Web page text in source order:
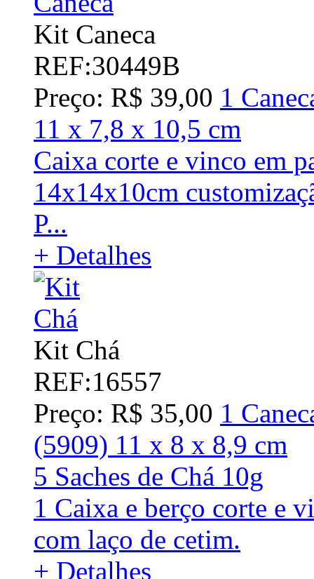
Kit Caneca
REF:30449B
Preço: R$ 39,00 1
11 x 7,8 x 10,5 cm
Caixa corte e vinco em
14x14x10cm
P...
+ Detalhes
Kit Chá
REF:16557
Preço: R$ 35,00 1
(5909) 11 x 8 x 8,9 cm
5 Saches de Chá 10g
1 Caixa e berço corte e
com laço de cetim.
+ Detalhes